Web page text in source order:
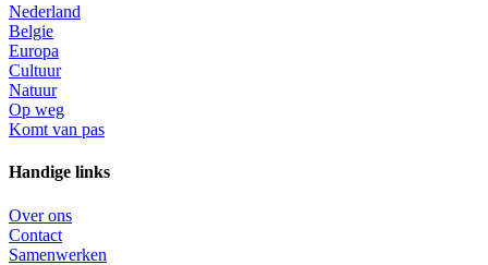
Nederland
Belgie
Europa
Cultuur
Natuur
Op weg
Komt van pas
Handige links
Over ons
Contact
Samenwerken